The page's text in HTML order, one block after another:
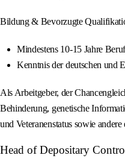
Bildung & Bevorzugte
Mindestens 10-15 Jahre
Kenntnis der deutschen und
Als Arbeitgeber, der
Behinderung, genetische
und Veteranenstatus sowie
Head of Depositary